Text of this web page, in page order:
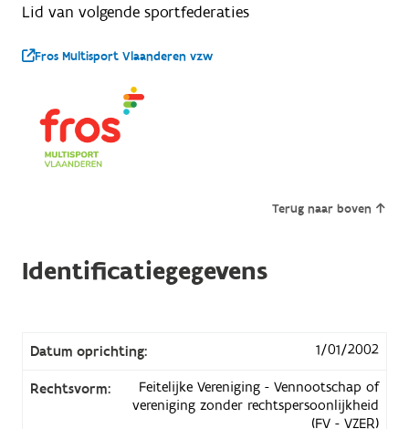
Lid van volgende sportfederaties
Fros Multisport Vlaanderen vzw
Terug naar boven
Identificatiegegevens
Datum oprichting: 1/01/2002
Rechtsvorm:
Feitelijke Vereniging - Vennootschap of
vereniging zonder rechtspersoonlijkheid
(FV - VZER)